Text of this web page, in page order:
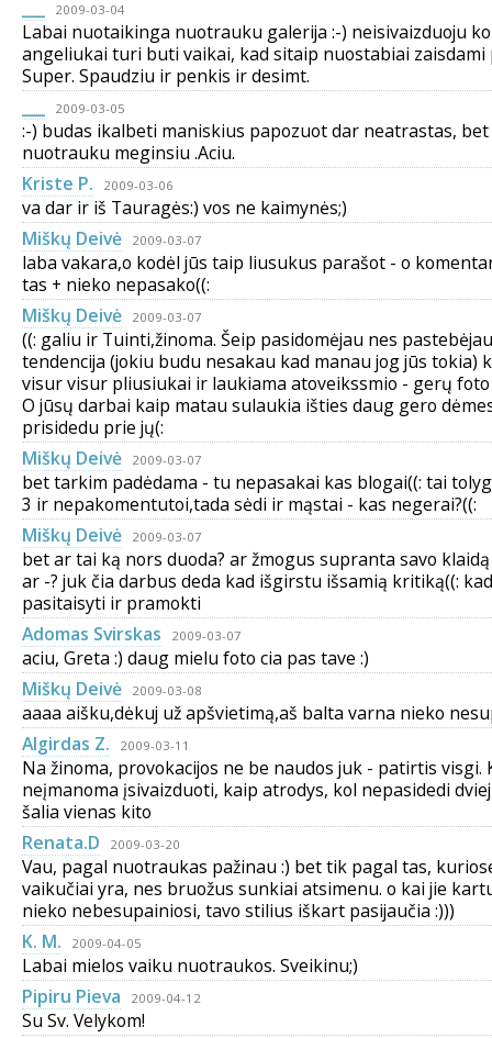
2009-03-04
Labai nuotaikinga nuotrauku galerija :-) neisivaizduoju
angeliukai turi buti vaikai, kad sitaip nuostabiai zaisdami
Super. Spaudziu ir penkis ir desimt.
2009-03-05
:-) budas ikalbeti maniskius papozuot dar neatrastas,
nuotrauku meginsiu .Aciu.
Kriste P.
2009-03-06
va dar ir iš Tauragės:) vos ne kaimynės;)
Miškų Deivė
2009-03-07
laba vakara,o kodėl jūs taip liusukus parašot - o
tas + nieko nepasako((:
Miškų Deivė
2009-03-07
((: galiu ir Tuinti,žinoma. Šeip pasidomėjau nes
tendencija (jokiu budu nesakau kad manau jog jūs tokia)
visur visur pliusiukai ir laukiama atoveikssmio - gerų
O jūsų darbai kaip matau sulaukia išties daug gero
prisidedu prie jų(:
Miškų Deivė
2009-03-07
bet tarkim padėdama - tu nepasakai kas blogai((: tai
3 ir nepakomentutoi,tada sėdi ir mąstai - kas negerai?((:
Miškų Deivė
2009-03-07
bet ar tai ką nors duoda? ar žmogus supranta savo
ar -? juk čia darbus deda kad išgirstu išsamią kritiką((:
pasitaisyti ir pramokti
Adomas Svirskas
2009-03-07
aciu, Greta :) daug mielu foto cia pas tave :)
Miškų Deivė
2009-03-08
aaaa aišku,dėkuj už apšvietimą,aš balta varna nieko
Algirdas Z.
2009-03-11
Na žinoma, provokacijos ne be naudos juk - patirtis visgi.
neįmanoma įsivaizduoti, kaip atrodys, kol nepasidedi
šalia vienas kito
Renata.D
2009-03-20
Vau, pagal nuotraukas pažinau :) bet tik pagal tas,
vaikučiai yra, nes bruožus sunkiai atsimenu. o kai jie
nieko nebesupainiosi, tavo stilius iškart pasijaučia :)))
K. M.
2009-04-05
Labai mielos vaiku nuotraukos. Sveikinu;)
Pipiru Pieva
2009-04-12
Su Sv. Velykom!